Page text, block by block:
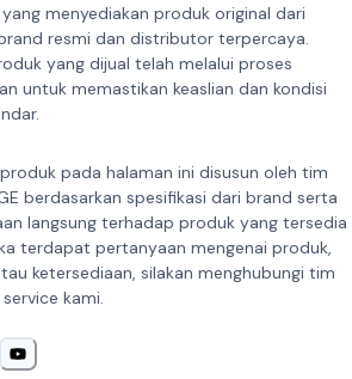
menyediakan produk original dari
resmi dan distributor terpercaya.
yang dijual telah melalui proses
untuk memastikan keaslian dan kondisi
pada halaman ini disusun oleh tim
berdasarkan spesifikasi dari brand serta
langsung terhadap produk yang tersedia
terdapat pertanyaan mengenai produk,
ketersediaan, silakan menghubungi tim
kami.